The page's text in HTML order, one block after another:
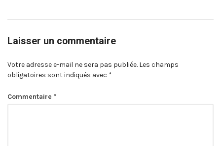
Laisser un commentaire
Votre adresse e-mail ne sera pas publiée. Les champs
obligatoires sont indiqués avec *
Commentaire *